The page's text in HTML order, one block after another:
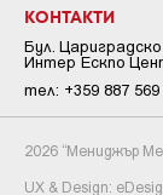
КОНТАКТИ
Бул. Цариградско
Интер Ескпо
тел: +359 887 569
2026 “Мениджър
UX & Design: